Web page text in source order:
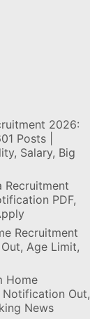
2026:
Posts |
Salary, Big
Recruitment
PDF,
Recruitment
Age Limit,
Home
Out,
News